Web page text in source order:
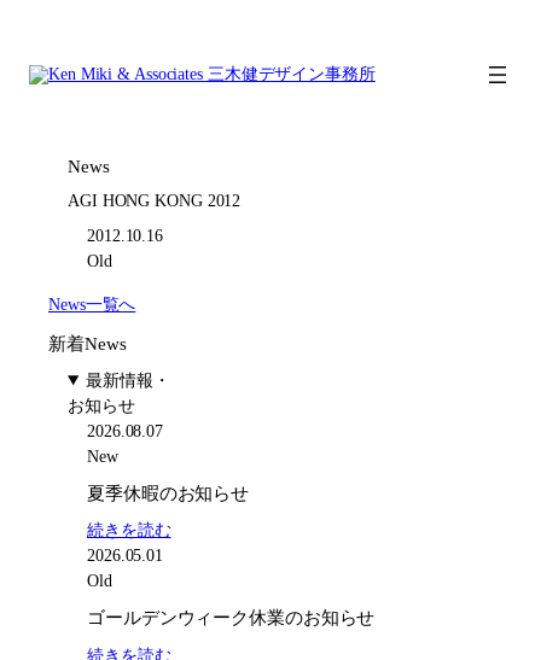
News
AGI HONG KONG 2012
2012.10.16
Old
News一覧へ
新着News
最新情報・
お知らせ
2026.08.07
New
夏季休暇のお知らせ
続きを読む:
暇
の
2026.05.01
Old
ゴールデンウィーク休業のお知らせ
続きを読む: